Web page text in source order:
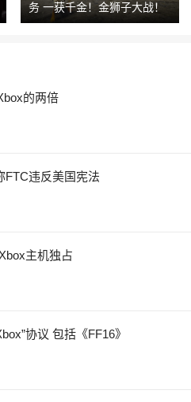
务 一获千金！金狮子大战！
的两倍
FTC违反美国宪法
主机独占
协议 包括《FF16》